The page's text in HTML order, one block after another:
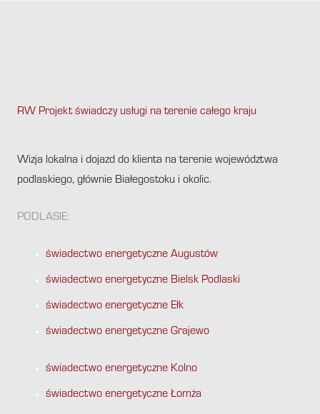
RW Projekt świadczy usługi na terenie całego kraju
Wizja lokalna i dojazd do klienta na terenie województwa
podlaskiego, głównie Białegostoku i okolic.
PODLASIE:
świadectwo energetyczne Augustów
świadectwo energetyczne Bielsk Podlaski
świadectwo energetyczne Ełk
świadectwo energetyczne Grajewo
świadectwo energetyczne Kolno
świadectwo energetyczne Łomża